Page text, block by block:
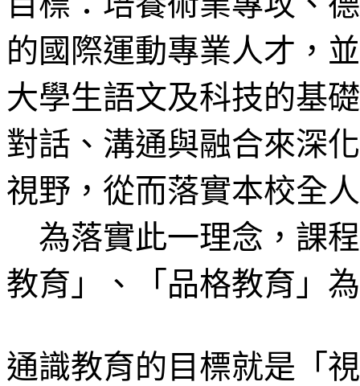
的國際運動專業人才，
大學生語文及科技的基
對話、溝通與融合來深
視野，從而落實本校全
為落實此一理念，課
教育」、「品格教育」
通識教育的目標就是「